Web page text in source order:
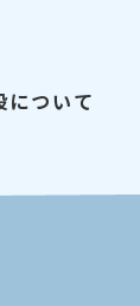
について